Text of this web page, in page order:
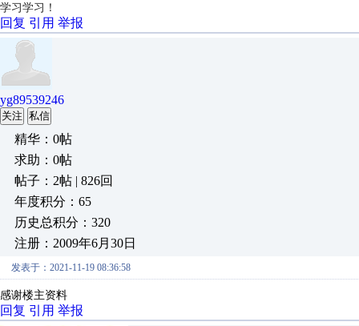
学习学习！
回复 引用 举报
yg89539246
关注 私信
精华：0帖
求助：0帖
帖子：2帖 | 826回
年度积分：65
历史总积分：320
注册：2009年6月30日
发表于：2021-11-19 08:36:58
感谢楼主资料
回复 引用 举报